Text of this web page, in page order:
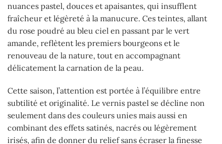
nuances pastel, douces et apaisantes, qui insufflent
fraîcheur et légèreté à la manucure. Ces teintes, allant
du rose poudré au bleu ciel en passant par le vert
amande, reflètent les premiers bourgeons et le
renouveau de la nature, tout en accompagnant
délicatement la carnation de la peau.
Cette saison, l’attention est portée à l’équilibre entre
subtilité et originalité. Le vernis pastel se décline non
seulement dans des couleurs unies mais aussi en
combinant des effets satinés, nacrés ou légèrement
irisés, afin de donner du relief sans écraser la finesse